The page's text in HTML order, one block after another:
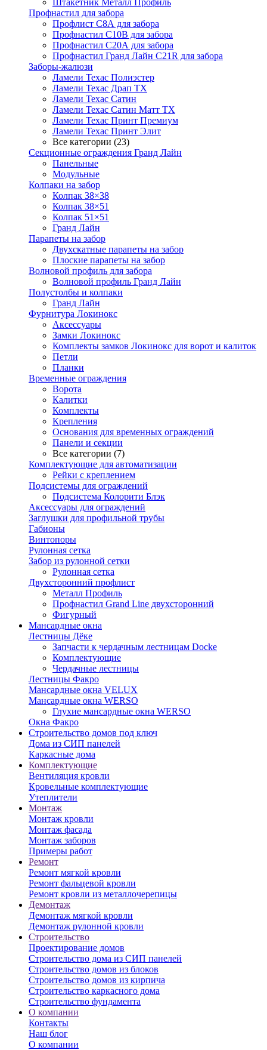
Штакетник Металл Профиль
Профнастил для забора
Профлист С8А для забора
Профнастил С10В для забора
Профнастил С20А для забора
Профнастил Гранд Лайн С21R для забора
Заборы-жалюзи
Ламели Техас Полиэстер
Ламели Техас Драп ТХ
Ламели Техас Сатин
Ламели Техас Сатин Матт ТХ
Ламели Техас Принт Премиум
Ламели Техас Принт Элит
Все категории (23)
Секционные ограждения Гранд Лайн
Панельные
Модульные
Колпаки на забор
Колпак 38×38
Колпак 38×51
Колпак 51×51
Гранд Лайн
Парапеты на забор
Двухскатные парапеты на забор
Плоские парапеты на забор
Волновой профиль для забора
Волновой профиль Гранд Лайн
Полустолбы и колпаки
Гранд Лайн
Фурнитура Локинокс
Аксессуары
Замки Локинокс
Комплекты замков Локинокс для ворот и калиток
Петли
Планки
Временные ограждения
Ворота
Калитки
Комплекты
Крепления
Основания для временных ограждений
Панели и секции
Все категории (7)
Комплектующие для автоматизации
Рейки с креплением
Подсистемы для ограждений
Подсистема Колорити Блэк
Аксессуары для ограждений
Заглушки для профильной трубы
Габионы
Винтопоры
Рулонная сетка
Забор из рулонной сетки
Рулонная сетка
Двухсторонний профлист
Металл Профиль
Профнастил Grand Line двухсторонний
Фигурный
Мансардные окна
Лестницы Дёке
Запчасти к чердачным лестницам Docke
Комплектующие
Чердачные лестницы
Лестницы Факро
Мансардные окна VELUX
Мансардные окна WERSO
Глухие мансардные окна WERSO
Окна Факро
Строительство домов под ключ
Дома из СИП панелей
Каркасные дома
Комплектующие
Вентиляция кровли
Кровельные комплектующие
Утеплители
Монтаж
Монтаж кровли
Монтаж фасада
Монтаж заборов
Примеры работ
Ремонт
Ремонт мягкой кровли
Ремонт фальцевой кровли
Ремонт кровли из металлочерепицы
Демонтаж
Демонтаж мягкой кровли
Демонтаж рулонной кровли
Строительство
Проектирование домов
Строительство дома из СИП панелей
Строительство домов из блоков
Строительство домов из кирпича
Строительство каркасного дома
Строительство фундамента
О компании
Контакты
Наш блог
О компании